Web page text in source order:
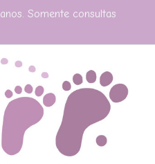
Somente consultas